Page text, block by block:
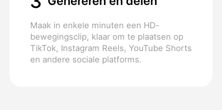
Maak in enkele minuten een HD-
bewegingsclip, klaar om te plaatsen op
TikTok, Instagram Reels, YouTube Shorts
en andere sociale platforms.